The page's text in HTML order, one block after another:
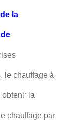
la
le chauffage à
obtenir la
chauffage par